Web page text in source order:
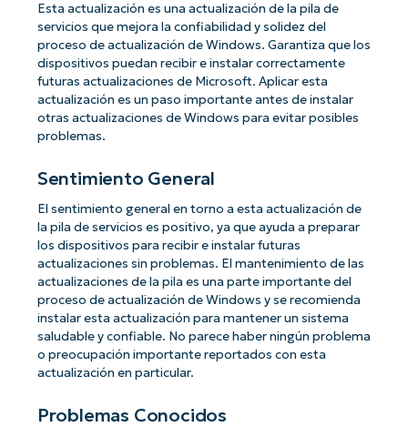
Esta actualización es una actualización de la pila de
servicios que mejora la confiabilidad y solidez del
proceso de actualización de Windows. Garantiza que los
dispositivos puedan recibir e instalar correctamente
futuras actualizaciones de Microsoft. Aplicar esta
actualización es un paso importante antes de instalar
otras actualizaciones de Windows para evitar posibles
problemas.
Sentimiento General
El sentimiento general en torno a esta actualización de
la pila de servicios es positivo, ya que ayuda a preparar
los dispositivos para recibir e instalar futuras
actualizaciones sin problemas. El mantenimiento de las
actualizaciones de la pila es una parte importante del
proceso de actualización de Windows y se recomienda
instalar esta actualización para mantener un sistema
saludable y confiable. No parece haber ningún problema
o preocupación importante reportados con esta
actualización en particular.
Problemas Conocidos